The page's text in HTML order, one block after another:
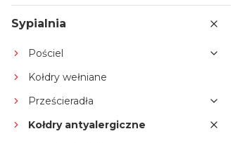
Sypialnia
Pościel
Kołdry wełniane
Prześcieradła
Kołdry antyalergiczne